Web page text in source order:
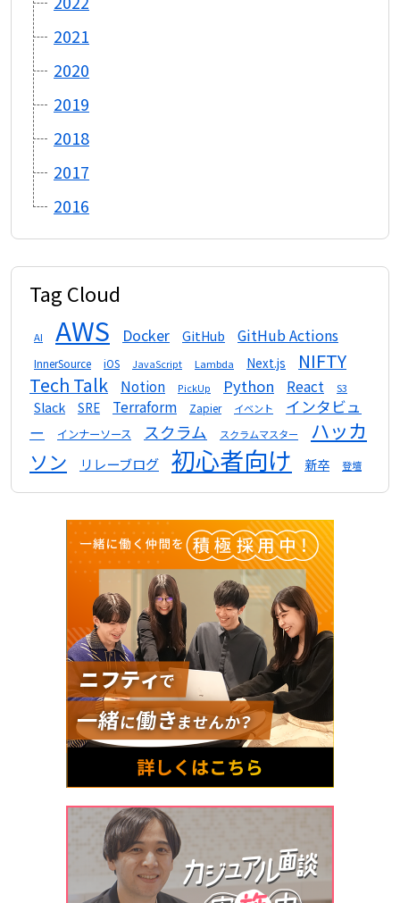
2021
2020
2019
2018
2017
2016
Tag Cloud
AI AWS Docker GitHub GitHub Actions
InnerSource iOS JavaScript Lambda Next.js
NIFTY
Tech Talk
Notion PickUp Python React S3
Slack SRE Terraform Zapier イベント
インタビュ
ー
インナーソース スクラム スクラムマスター
ハッカ
ソン
リレーブログ 初心者向け 新卒 登壇